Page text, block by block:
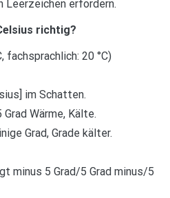
Leerzeichen erfordern.
richtig?
fachsprachlich: 20 °C)
im Schatten.
Wärme, Kälte.
Grad, Grade kälter.
minus 5 Grad/5 Grad minus/5